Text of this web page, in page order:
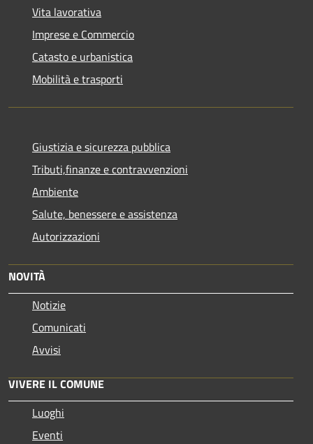
Vita lavorativa
Imprese e Commercio
Catasto e urbanistica
Mobilità e trasporti
Giustizia e sicurezza pubblica
Tributi,finanze e contravvenzioni
Ambiente
Salute, benessere e assistenza
Autorizzazioni
NOVITÀ
Notizie
Comunicati
Avvisi
VIVERE IL COMUNE
Luoghi
Eventi